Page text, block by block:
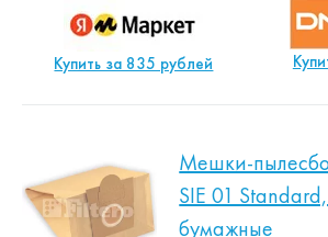
Купить за 835 рублей
Мешки-
SIE 01
бумажные